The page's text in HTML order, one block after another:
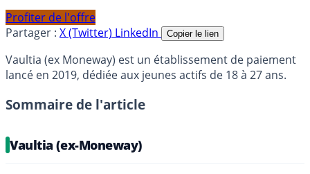
Profiter de l'offre
Partager : X (Twitter) LinkedIn Copier le lien
Vaultia (ex Moneway) est un établissement de paiement
lancé en 2019, dédiée aux jeunes actifs de 18 à 27 ans.
Sommaire de l'article
Vaultia (ex-Moneway)